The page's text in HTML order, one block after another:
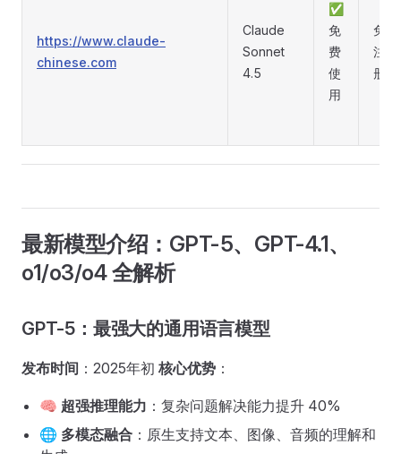
https://www.claude-
chinese.com
Claude
Sonnet
4.5
✅
免
费
使
用
免
注
册
最新模型介绍：GPT-5、GPT-4.1、
o1/o3/o4 全解析
GPT-5：最强大的通用语言模型
发布时间 ：2025年初 核心优势 ：
🧠 超强推理能力 ：复杂问题解决能力提升 40%
🌐 多模态融合 ：原生支持文本、图像、音频的理解和